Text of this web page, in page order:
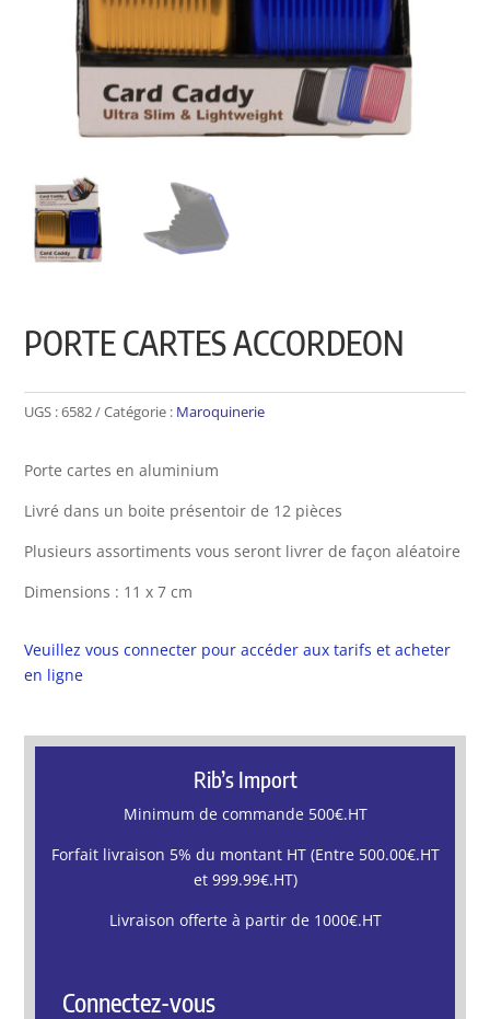
PORTE CARTES ACCORDEON
UGS :6582 Catégorie : Maroquinerie
Porte cartes en aluminium
Livré dans un boite présentoir de 12 pièces
Plusieurs assortiments vous seront livrer de façon aléatoire
Dimensions : 11 x 7 cm
Veuillez vous connecter pour accéder aux tarifs et acheter
en ligne
Rib’s Import
Minimum de commande 500€.HT
Forfait livraison 5% du montant HT (Entre 500.00€.HT
et 999.99€.HT)
Livraison offerte à partir de 1000€.HT
Connectez-vous